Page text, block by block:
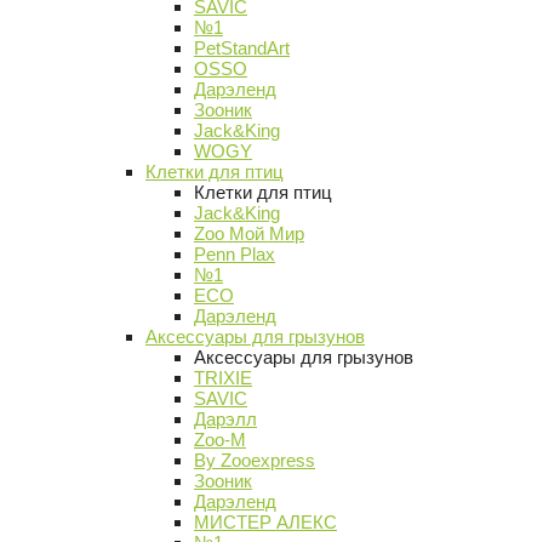
SAVIC
№1
PetStandArt
OSSO
Дарэленд
Зооник
Jack&King
WOGY
Клетки для птиц
Клетки для птиц
Jack&King
Zoo Мой Мир
Penn Plax
№1
ECO
Дарэленд
Аксессуары для грызунов
Аксессуары для грызунов
TRIXIE
SAVIC
Дарэлл
Zoo-M
By Zooexpress
Зооник
Дарэленд
МИСТЕР АЛЕКС